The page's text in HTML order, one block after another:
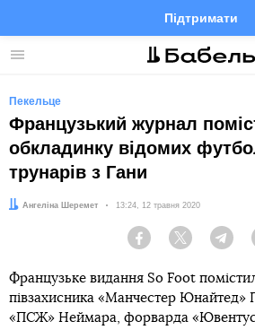
Меню
Підтримати
FacebookTelegram
Пекельце
Французький журнал
обкладинку відомих
трунарів з Гани
Автор:
Ангеліна Шеремет Дата:
13:24, 12 травня 2020
Facebook Twitter
Французьке видання So Foot
півзахисника «Манчестер Юнайтед»
«ПСЖ» Неймара, форварда